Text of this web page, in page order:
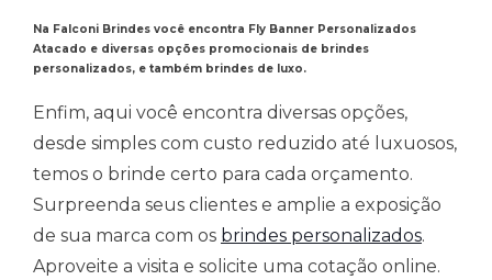
Na Falconi Brindes você encontra Fly Banner Personalizados
Atacado e diversas opções promocionais de brindes
personalizados, e também brindes de luxo.
Enfim, aqui você encontra diversas opções,
desde simples com custo reduzido até luxuosos,
temos o brinde certo para cada orçamento.
Surpreenda seus clientes e amplie a exposição
de sua marca com os brindes personalizados.
Aproveite a visita e solicite uma cotação online.